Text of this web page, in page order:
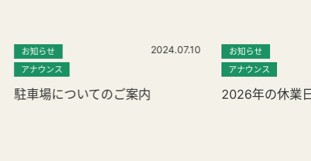
お知らせ
アナウンス
2024.07.10
駐車場についてのご案内
お知らせ
アナウンス
2026年の休業